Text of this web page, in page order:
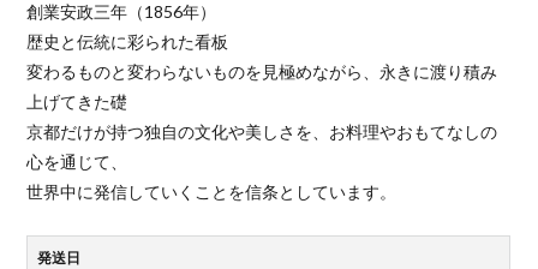
創業安政三年（1856年）
歴史と伝統に彩られた看板
変わるものと変わらないものを見極めながら、永きに渡り積み
上げてきた礎
京都だけが持つ独自の文化や美しさを、お料理やおもてなしの
心を通じて、
世界中に発信していくことを信条としています。
発送日